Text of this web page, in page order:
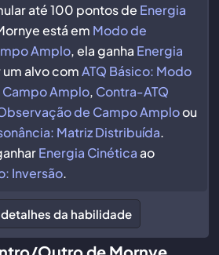
até 100 pontos de Energia
está em Modo de
Amplo, ela ganha Energia
alvo comATQ Básico: Modo
Amplo, Contra-ATQ
de Campo Amploou
Matriz Distribuída.
Energia Cinéticaao
Inversão.
da habilidade